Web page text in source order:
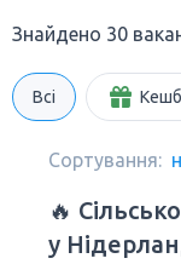
Знайдено 30
Всі
Сортування:
🔥
у